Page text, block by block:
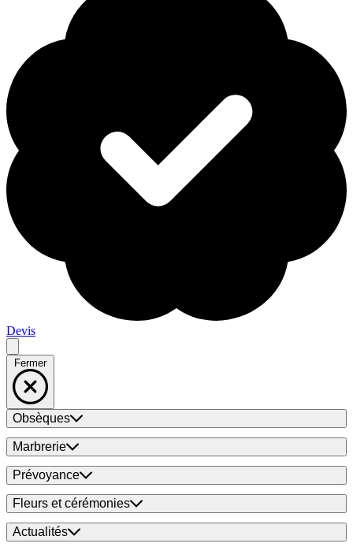
Devis
Fermer
Obsèques
Marbrerie
Prévoyance
Fleurs et cérémonies
Actualités